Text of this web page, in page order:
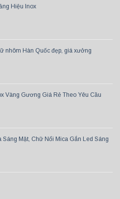
Hiệu Inox
nhôm Hàn Quốc đẹp, giá xưởng
Vàng Gương Giá Rẻ Theo Yêu Cầu
Sáng Mặt, Chữ Nổi Mica Gắn Led Sáng